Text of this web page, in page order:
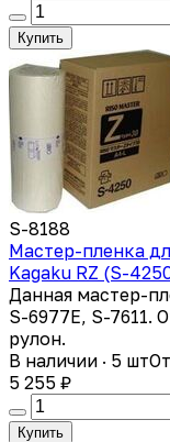
Купить
S-8188
Мастер-пленка
Kagaku RZ (S-
Данная мастер-
S-6977E, S-7611.
рулон.
В наличии · 5 шт
5 255 ₽
Купить